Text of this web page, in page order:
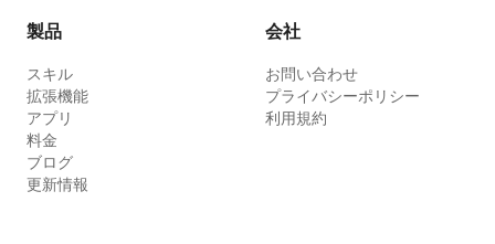
製品
スキル
拡張機能
アプリ
料金
ブログ
更新情報
会社
お問い合わせ
プライバシーポリシー
利用規約